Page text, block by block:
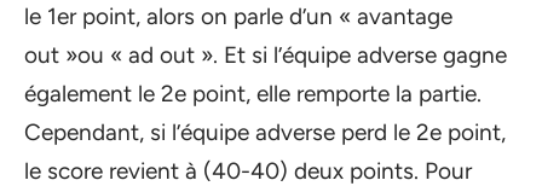
le 1er point, alors on parle d’un « avantage
out »ou « ad out ». Et si l’équipe adverse gagne
également le 2e point, elle remporte la partie.
Cependant, si l’équipe adverse perd le 2e point,
le score revient à (40-40) deux points. Pour